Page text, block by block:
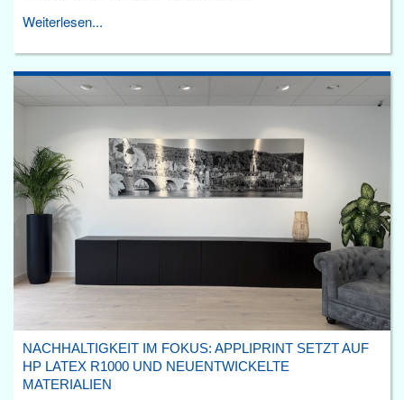
Weiterlesen...
NACHHALTIGKEIT IM FOKUS: APPLIPRINT SETZT AUF
HP LATEX R1000 UND NEUENTWICKELTE
MATERIALIEN